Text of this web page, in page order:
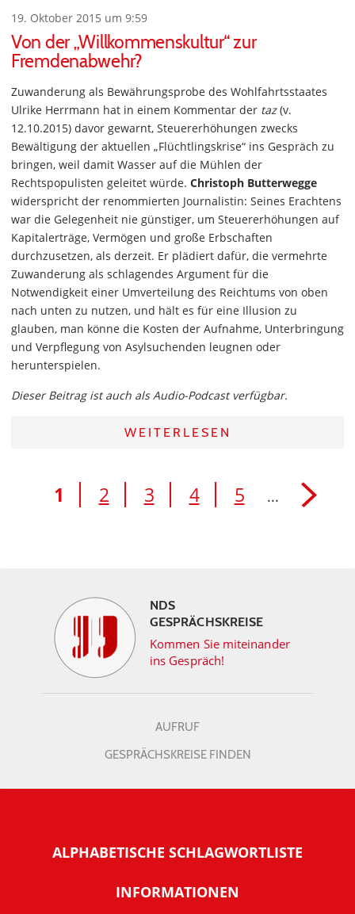
19. Oktober 2015 um 9:59
Von der „Willkommenskultur“ zur
Fremdenabwehr?
Zuwanderung als Bewährungsprobe des Wohlfahrtsstaates
Ulrike Herrmann hat in einem Kommentar der taz(v.
12.10.2015) davor gewarnt, Steuererhöhungen zwecks
Bewältigung der aktuellen „Flüchtlingskrise“ ins Gespräch zu
bringen, weil damit Wasser auf die Mühlen der
Rechtspopulisten geleitet würde. Christoph Butterwegge
widerspricht der renommierten Journalistin: Seines Erachtens
war die Gelegenheit nie günstiger, um Steuererhöhungen auf
Kapitalerträge, Vermögen und große Erbschaften
durchzusetzen, als derzeit. Er plädiert dafür, die vermehrte
Zuwanderung als schlagendes Argument für die
Notwendigkeit einer Umverteilung des Reichtums von oben
nach unten zu nutzen, und hält es für eine Illusion zu
glauben, man könne die Kosten der Aufnahme, Unterbringung
und Verpflegung von Asylsuchenden leugnen oder
herunterspielen.
Dieser Beitrag ist auch als Audio-Podcast verfügbar.
WEITERLESEN
1 2 3 4 5 ...
NDS
GESPRÄCHSKREISE
Kommen Sie miteinander
ins Gespräch!
AUFRUF
GESPRÄCHSKREISE FINDEN
ALPHABETISCHE SCHLAGWORTLISTE
INFORMATIONEN